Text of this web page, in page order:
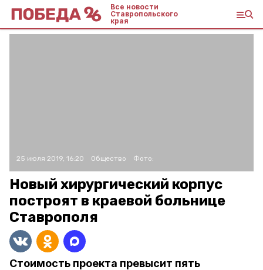
Все новости
Ставропольского
края
25 июля 2019, 16:20 Общество Фото:
Новый хирургический корпус
построят в краевой больнице
Ставрополя
Стоимость проекта превысит пять